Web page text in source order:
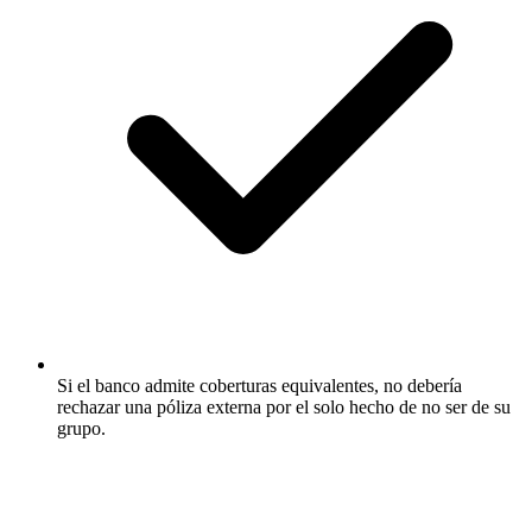
Si el banco admite coberturas equivalentes, no debería
rechazar una póliza externa por el solo hecho de no ser de su
grupo.